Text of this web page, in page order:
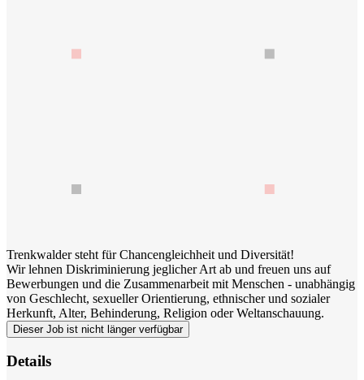
Trenkwalder steht für Chancengleichheit und Diversität!
Wir lehnen Diskriminierung jeglicher Art ab und freuen uns auf
Bewerbungen und die Zusammenarbeit mit Menschen - unabhängig
von Geschlecht, sexueller Orientierung, ethnischer und sozialer
Herkunft, Alter, Behinderung, Religion oder Weltanschauung.
Dieser Job ist nicht länger verfügbar
Details